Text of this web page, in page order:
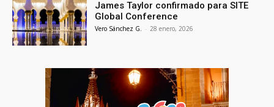
James Taylor confirmado para SITE
Global Conference
Vero Sánchez G. - 28 enero, 2026